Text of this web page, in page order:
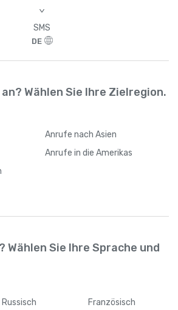
>
SMS
DE
Wählen Sie Ihre Zielregion.
Anrufe nach Asien
Anrufe in die Amerikas
Wählen Sie Ihre Sprache und
Russisch Französisch